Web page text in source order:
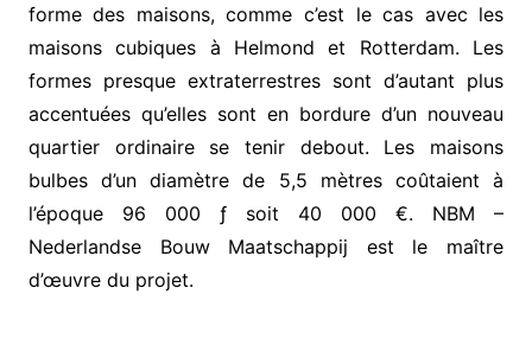
forme des maisons, comme c’est le cas avec les
maisons cubiques à Helmond et Rotterdam. Les
formes presque extraterrestres sont d’autant plus
accentuées qu’elles sont en bordure d’un nouveau
quartier ordinaire se tenir debout. Les maisons
bulbes d’un diamètre de 5,5 mètres coûtaient à
l’époque 96 000 ƒ soit 40 000 €. NBM –
Nederlandse Bouw Maatschappij est le maître
d’œuvre du projet.